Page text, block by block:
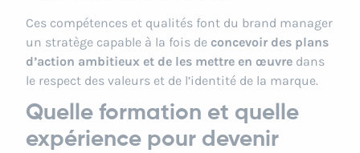
Ces compétences et qualités font du brand manager
un stratège capable à la fois de concevoir des plans
d’action ambitieux et de les mettre en œuvre dans
le respect des valeurs et de l’identité de la marque.
Quelle formation et quelle
expérience pour devenir